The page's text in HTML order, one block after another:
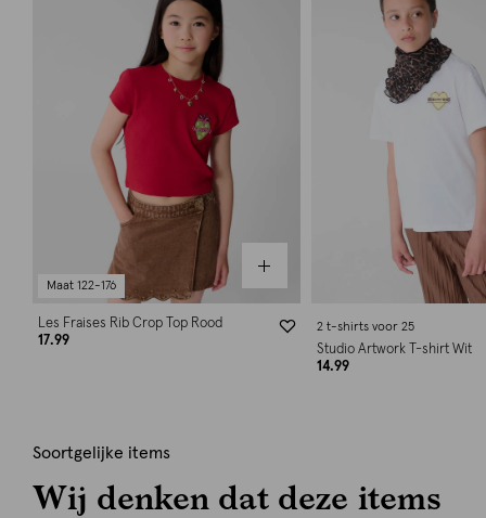
Maat 122-176
Les Fraises Rib Crop Top Rood
17.99
2 t-shirts voor 25
Studio Artwork T-shirt Wit
14.99
Soortgelijke items
Wij denken dat deze items